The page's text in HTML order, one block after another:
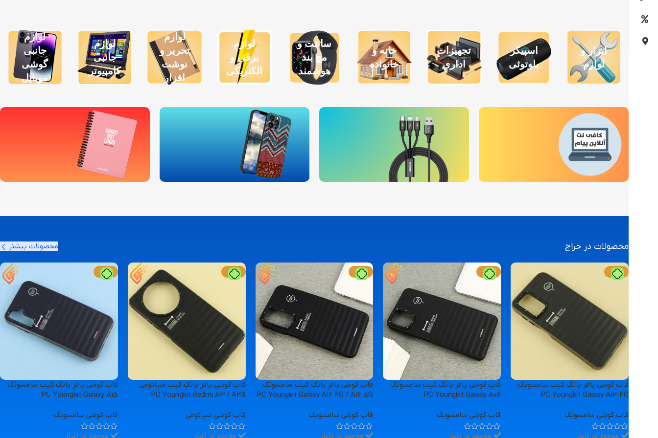
ابزار و
لوازم
اسپیکر
بلوتوثی
تجهیزات
اداری
خانه و
خانواده
ساعت و
مچ بند
هوشمند
لوازم
برقی و
الکتریکی
لوازم
تحریر و
نوشت
افزار
لوازم
جانبی
کامپیوتر
لوازم
جانبی
گوشی
موبایل
محصولات در حراج محصولات بیشتر
-11%
قاب گوشی پافر یانگ کیت سامسونگ
PC Youngkit Galaxy A13 4G
قاب گوشی سامسونگ
-11%
قاب گوشی پافر یانگ کیت سامسونگ
PC Youngkit Galaxy A06
قاب گوشی سامسونگ
-11%
قاب گوشی پافر یانگ کیت سامسونگ
PC Youngkit Galaxy A16 4G / A16 5G
قاب گوشی سامسونگ
-11%
قاب گوشی پافر یانگ کیت شیائومی
PC Youngkit Redmi A3 / A3X
قاب گوشی شیائومی
-11%
قاب گوشی پافر یانگ کیت سامسونگ
PC Youngkit Galaxy A15
قاب گوشی سامسونگ